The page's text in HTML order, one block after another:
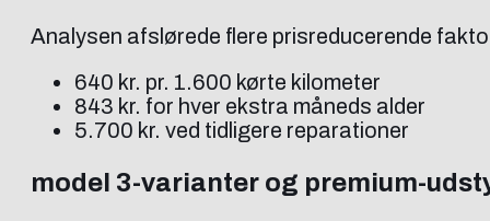
Analysen afslørede flere prisreducerende
640 kr. pr. 1.600 kørte kilometer
843 kr. for hver ekstra måneds alder
5.700 kr. ved tidligere reparationer
model 3-varianter og premium-